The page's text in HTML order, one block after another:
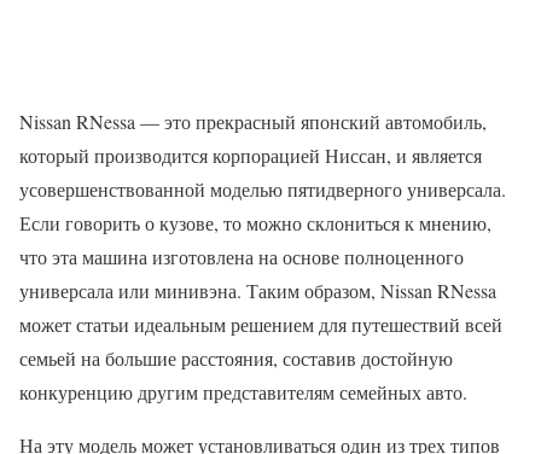
Nissan RNessa — это прекрасный японский автомобиль,
который производится корпорацией Ниссан, и является
усовершенствованной моделью пятидверного универсала.
Если говорить о кузове, то можно склониться к мнению,
что эта машина изготовлена на основе полноценного
универсала или минивэна. Таким образом, Nissan RNessa
может статьи идеальным решением для путешествий всей
семьей на большие расстояния, составив достойную
конкуренцию другим представителям семейных авто.
На эту модель может установливаться один из трех типов